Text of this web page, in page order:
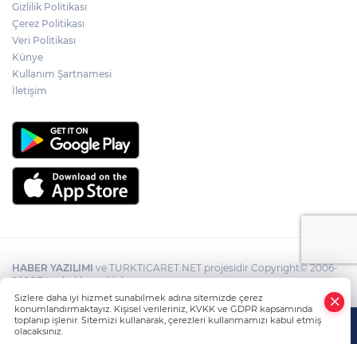
Gizlilik Politikası
Çerez Politikası
Veri Politikası
Künye
Kullanım Şartnamesi
İletişim
HABER YAZILIMI ve TURKTICARET.NET projesidir Copyright© 2006-
2026 Tüm hakları saklıdır.
Sizlere daha iyi hizmet sunabilmek adına sitemizde çerez
konumlandırmaktayız. Kişisel verileriniz, KVKK ve GDPR kapsamında
toplanıp işlenir. Sitemizi kullanarak, çerezleri kullanmamızı kabul etmiş
olacaksınız.